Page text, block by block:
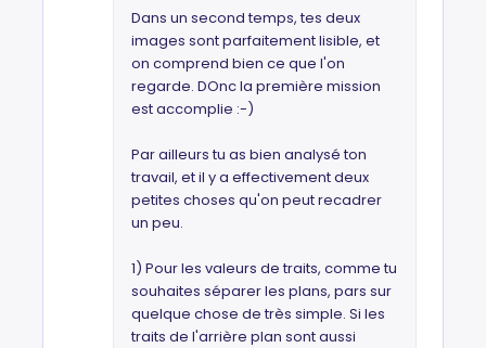
Dans un second temps, tes deux
images sont parfaitement lisible, et
on comprend bien ce que l'on
regarde. DOnc la première mission
est accomplie :-)
Par ailleurs tu as bien analysé ton
travail, et il y a effectivement deux
petites choses qu'on peut recadrer
un peu.
1) Pour les valeurs de traits, comme tu
souhaites séparer les plans, pars sur
quelque chose de très simple. Si les
traits de l'arrière plan sont aussi